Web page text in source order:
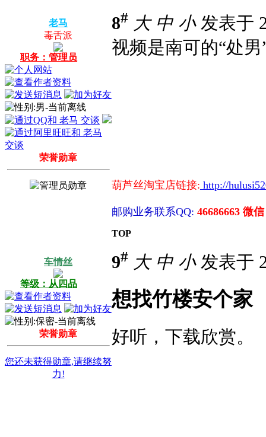
老马
毒舌派
职务：管理员
荣誉勋章
8# 大 中 小发表于
视频是南可的“处男
葫芦丝淘宝店链接: http://
邮购业务联系QQ: 46686663 微
TOP
车情丝
等级：从四品
荣誉勋章
您还未获得勋章,请继续努
力!
9# 大 中 小发表于
想找竹楼安个家
好听，下载欣赏。